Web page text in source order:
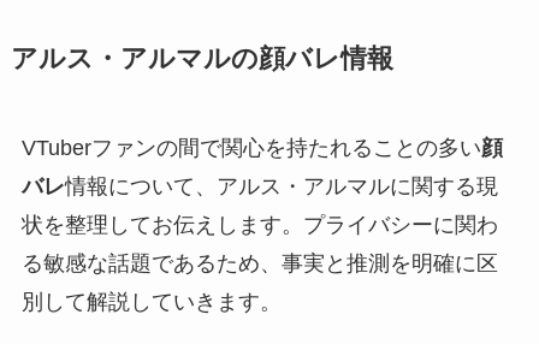
アルス・アルマルの顔バレ情報
VTuberファンの間で関心を持たれることの多い顔
バレ情報について、アルス・アルマルに関する現
状を整理してお伝えします。プライバシーに関わ
る敏感な話題であるため、事実と推測を明確に区
別して解説していきます。